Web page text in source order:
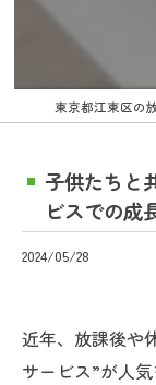
子供たちと
ビスでの成
2024/05/28
近年、放課後や
サービス”が人